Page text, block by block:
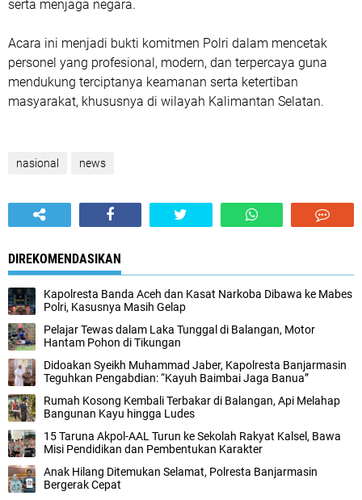
serta menjaga negara.
Acara ini menjadi bukti komitmen Polri dalam mencetak
personel yang profesional, modern, dan terpercaya guna
mendukung terciptanya keamanan serta ketertiban
masyarakat, khususnya di wilayah Kalimantan Selatan.
nasional news
DIREKOMENDASIKAN
Kapolresta Banda Aceh dan Kasat Narkoba Dibawa ke Mabes
Polri, Kasusnya Masih Gelap
Pelajar Tewas dalam Laka Tunggal di Balangan, Motor
Hantam Pohon di Tikungan
Didoakan Syeikh Muhammad Jaber, Kapolresta Banjarmasin
Teguhkan Pengabdian: “Kayuh Baimbai Jaga Banua”
Rumah Kosong Kembali Terbakar di Balangan, Api Melahap
Bangunan Kayu hingga Ludes
15 Taruna Akpol-AAL Turun ke Sekolah Rakyat Kalsel, Bawa
Misi Pendidikan dan Pembentukan Karakter
Anak Hilang Ditemukan Selamat, Polresta Banjarmasin
Bergerak Cepat